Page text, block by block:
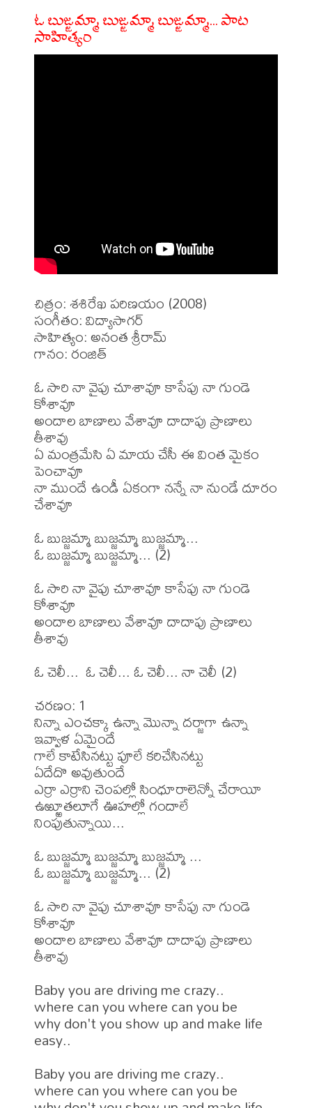
ఓ బుజ్జమ్మా బుజ్జమ్మా బుజ్జమ్మా... పాట
సాహిత్యం
చిత్రం: శశిరేఖ పరిణయం (2008)
సంగీతం: విద్యాసాగర్
సాహిత్యం: అనంత శ్రీరామ్
గానం: రంజిత్
ఓ సారి నా వైపు చూశావూ కాసేపు నా గుండె
కోశావూ
అందాల బాణాలు వేశావూ దాదాపు ప్రాణాలు
తీశావు
ఏ మంత్రమేసి ఏ మాయ చేసీ ఈ వింత మైకం
పెంచావూ
నా ముందే ఉండీ ఏకంగా నన్నే నా నుండే దూరం
చేశావూ
ఓ బుజ్జమ్మా బుజ్జమ్మా బుజ్జమ్మా...
ఓ బుజ్జమ్మా బుజ్జమ్మా... (2)
ఓ సారి నా వైపు చూశావూ కాసేపు నా గుండె
కోశావూ
అందాల బాణాలు వేశావూ దాదాపు ప్రాణాలు
తీశావు
ఓ చెలీ...  ఓ చెలీ... ఓ చెలీ... నా చెలీ (2)
చరణం: 1
నిన్నా ఎంచక్కా ఉన్నా మొన్నా దర్జాగా ఉన్నా
ఇవ్వాళ ఏమైందే
గాలే కాటేసినట్టు పూలే కరిచేసినట్టు
ఏదేదొ అవుతుందే
ఎర్రా ఎర్రాని చెంపల్లో సింధూరాలెన్నో చేరాయీ
ఉఱ్ఱూతలూగే ఊహల్లో గందాలే
నింపుతున్నాయి...
ఓ బుజ్జమ్మా బుజ్జమ్మా బుజ్జమ్మా ...
ఓ బుజ్జమ్మా బుజ్జమ్మా... (2)
ఓ సారి నా వైపు చూశావూ కాసేపు నా గుండె
కోశావూ
అందాల బాణాలు వేశావూ దాదాపు ప్రాణాలు
తీశావు
Baby you are driving me crazy..
where can you where can you be
why don't you show up and make life
easy..
Baby you are driving me crazy..
where can you where can you be